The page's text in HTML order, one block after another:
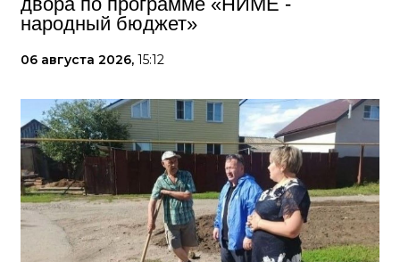
народный бюджет»
06 августа 2026, 15:12